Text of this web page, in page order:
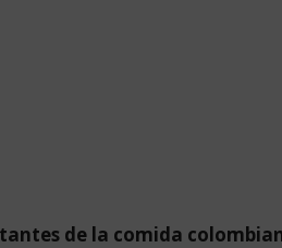
de la comida